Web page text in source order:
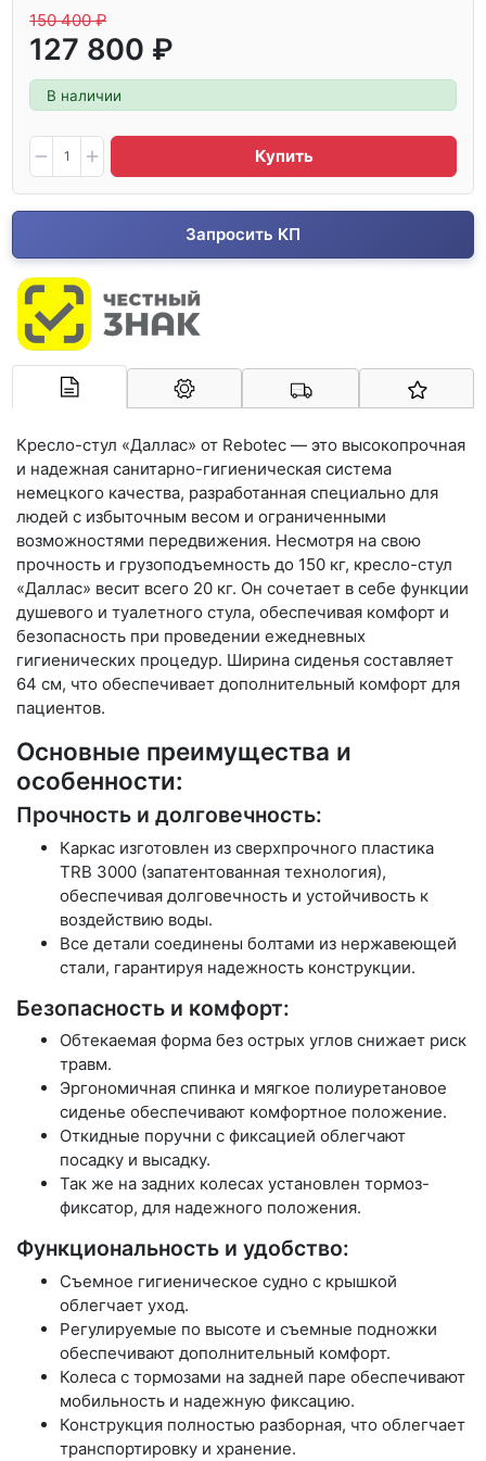
150 400 ₽
127 800 ₽
В наличии
Купить
Запросить КП
Кресло-стул «Даллас» от Rebotec — это высокопрочная
и надежная санитарно-гигиеническая система
немецкого качества, разработанная специально для
людей с избыточным весом и ограниченными
возможностями передвижения. Несмотря на свою
прочность и грузоподъемность до 150 кг, кресло-стул
«Даллас» весит всего 20 кг. Он сочетает в себе функции
душевого и туалетного стула, обеспечивая комфорт и
безопасность при проведении ежедневных
гигиенических процедур. Ширина сиденья составляет
64 см, что обеспечивает дополнительный комфорт для
пациентов.
Основные преимущества и
особенности:
Прочность и долговечность:
Каркас изготовлен из сверхпрочного пластика
TRB 3000 (запатентованная технология),
обеспечивая долговечность и устойчивость к
воздействию воды.
Все детали соединены болтами из нержавеющей
стали, гарантируя надежность конструкции.
Безопасность и комфорт:
Обтекаемая форма без острых углов снижает риск
травм.
Эргономичная спинка и мягкое полиуретановое
сиденье обеспечивают комфортное положение.
Откидные поручни с фиксацией облегчают
посадку и высадку.
Так же на задних колесах установлен тормоз-
фиксатор, для надежного положения.
Функциональность и удобство:
Съемное гигиеническое судно с крышкой
облегчает уход.
Регулируемые по высоте и съемные подножки
обеспечивают дополнительный комфорт.
Колеса с тормозами на задней паре обеспечивают
мобильность и надежную фиксацию.
Конструкция полностью разборная, что облегчает
транспортировку и хранение.